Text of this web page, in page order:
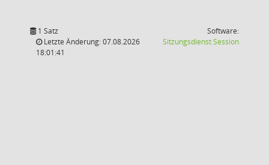
1 Satz
Letzte Änderung: 07.08.2026
18:01:41
Software:
SitzungsdienstSession(Wird in